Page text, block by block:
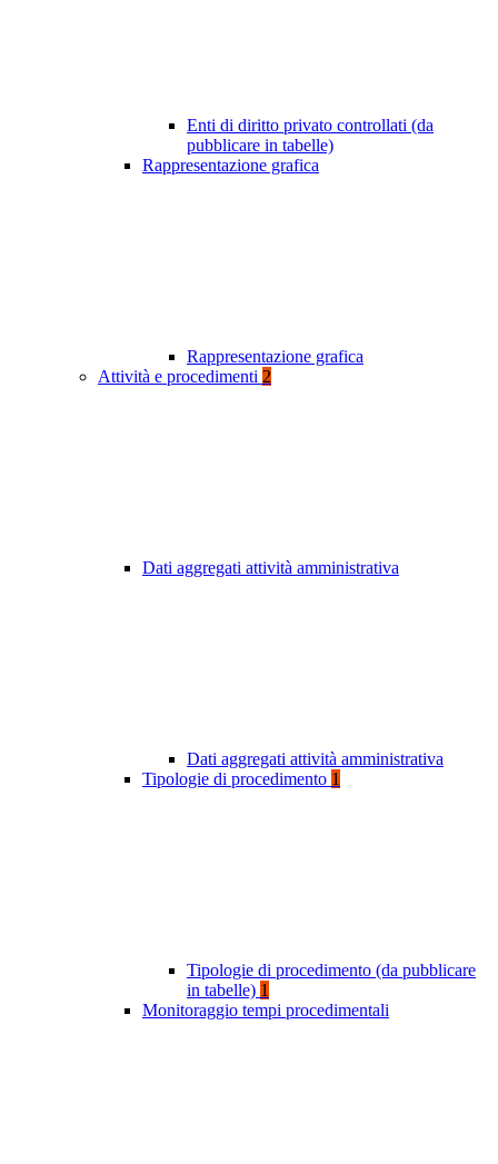
Enti di diritto privato controllati (da
pubblicare in tabelle)
Rappresentazione grafica
Rappresentazione grafica
Attività e procedimenti 2
Dati aggregati attività amministrativa
Dati aggregati attività amministrativa
Tipologie di procedimento 1
Tipologie di procedimento (da pubblicare
in tabelle) 1
Monitoraggio tempi procedimentali